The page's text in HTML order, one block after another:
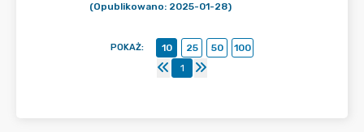
(Opublikowano: 2025-01-28)
POKAŻ: 10 25 50
100
1